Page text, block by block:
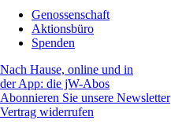
Genossenschaft
Aktionsbüro
Spenden
Nach Hause, online und in
der App: die jW-Abos
Abonnieren Sie unsere Newsletter
Vertrag widerrufen